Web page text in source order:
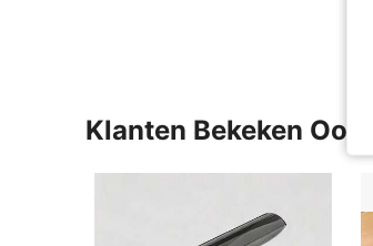
Klanten Bekeken Ook